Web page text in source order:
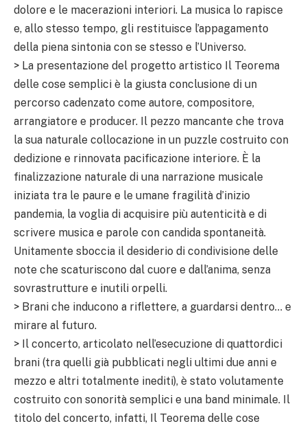
dolore e le macerazioni interiori. La musica lo rapisce
e, allo stesso tempo, gli restituisce l’appagamento
della piena sintonia con se stesso e l’Universo.
> La presentazione del progetto artistico Il Teorema
delle cose semplici è la giusta conclusione di un
percorso cadenzato come autore, compositore,
arrangiatore e producer. Il pezzo mancante che trova
la sua naturale collocazione in un puzzle costruito con
dedizione e rinnovata pacificazione interiore. È la
finalizzazione naturale di una narrazione musicale
iniziata tra le paure e le umane fragilità d’inizio
pandemia, la voglia di acquisire più autenticità e di
scrivere musica e parole con candida spontaneità.
Unitamente sboccia il desiderio di condivisione delle
note che scaturiscono dal cuore e dall’anima, senza
sovrastrutture e inutili orpelli.
> Brani che inducono a riflettere, a guardarsi dentro… e
mirare al futuro.
> Il concerto, articolato nell’esecuzione di quattordici
brani (tra quelli già pubblicati negli ultimi due anni e
mezzo e altri totalmente inediti), è stato volutamente
costruito con sonorità semplici e una band minimale. Il
titolo del concerto, infatti, Il Teorema delle cose